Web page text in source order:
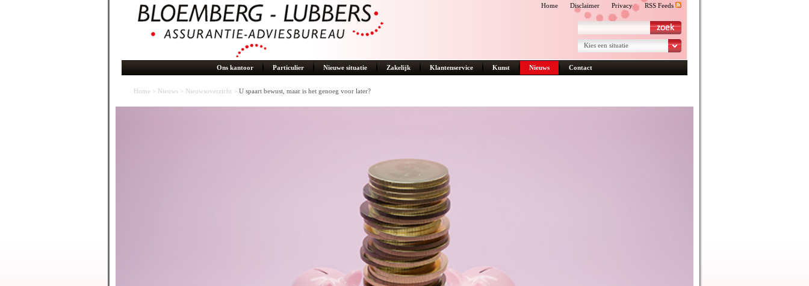
Kies een situatie
Home Disclaimer Privacy RSS Feeds
Ons kantoor Particulier Nieuwe situatie Zakelijk Klantenservice Kunst Nieuws Contact
Home > Nieuws > Nieuwsoverzicht > U spaart bewust, maar is het genoeg voor later?